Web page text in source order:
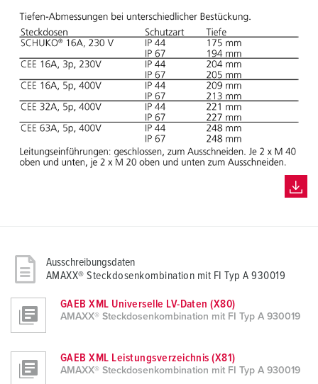
Ausschreibungsdaten
AMAXX® Steckdosenkombination mit FI Typ A 930019
GAEB XML Universelle LV-Daten (X80)
AMAXX® Steckdosenkombination mit FI Typ A 930019
GAEB XML Leistungsverzeichnis (X81)
AMAXX® Steckdosenkombination mit FI Typ A 930019